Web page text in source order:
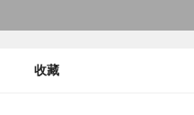
收藏